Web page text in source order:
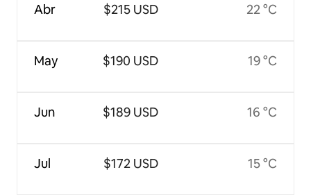
Abr
May
Jun
Jul
$215 USD
$190 USD
$189 USD
$172 USD
22 °C
19 °C
16 °C
15 °C